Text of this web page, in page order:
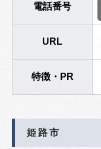
電話番号
URL
特徴・PR
姫路市